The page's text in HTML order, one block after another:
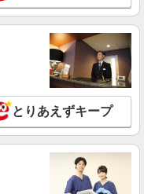
詳細を見る
応コース
特定保健指導
10,000円〜14,716円 ・
円〜5,239円 ・遠隔面
円 ・電話支援 1件：
県広島市安芸区及びその周
とりあえずキープ